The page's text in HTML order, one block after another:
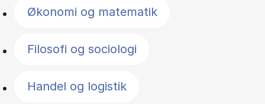
Økonomi og matematik
Filosofi og sociologi
Handel og logistik